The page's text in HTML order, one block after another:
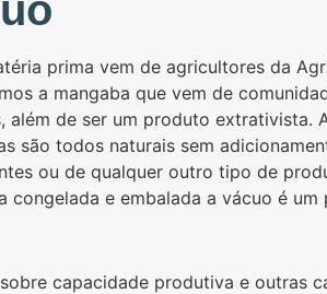
prima vem de agricultores da
a mangaba que vem de
além de ser um produto extrativista.
são todos naturais sem
ou de qualquer outro tipo de
congelada e embalada a vácuo é um
capacidade produtiva e outras